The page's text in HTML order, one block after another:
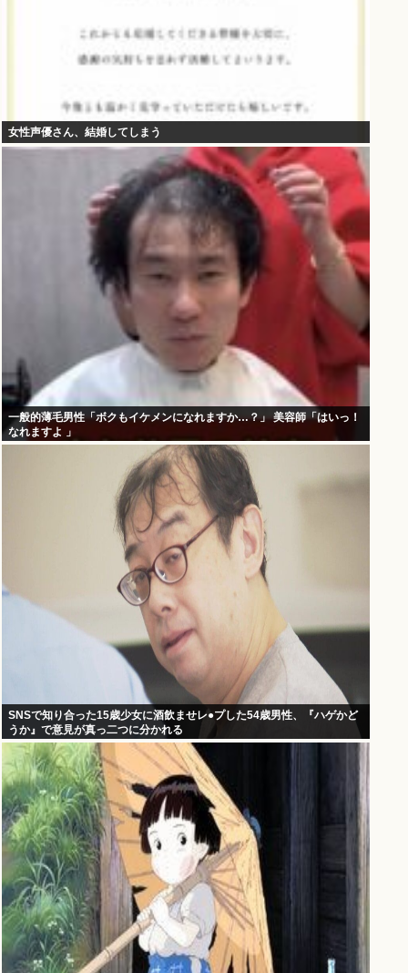
女性声優さん、結婚してしまう
一般的薄毛男性「ボクもイケメンになれますか…？」 美容師「はいっ！
なれますよ 」
SNSで知り合った15歳少女に酒飲ませレ●プした54歳男性、『ハゲかど
うか』で意見が真っ二つに分かれる